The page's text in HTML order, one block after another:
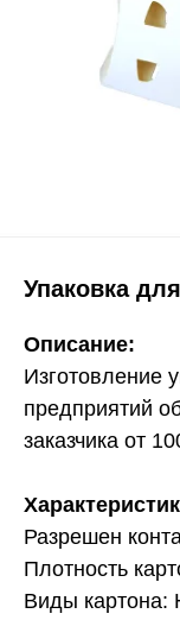
Упаковка
Описание:
Изготовление
предприятий
заказчика от
Разрешен
Плотность
Виды картона: